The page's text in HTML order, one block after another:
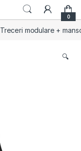
0
Treceri modulare +
🔍